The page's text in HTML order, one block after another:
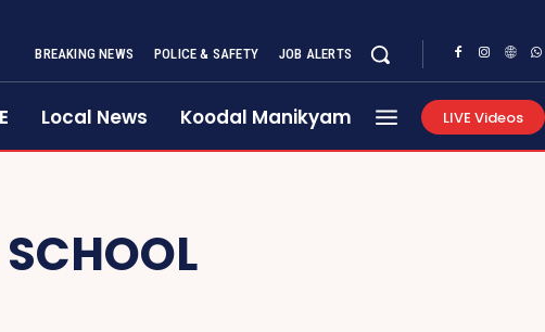
BREAKING NEWS POLICE & SAFETY JOB ALERTS
Local News Koodal Manikyam LIVE Videos